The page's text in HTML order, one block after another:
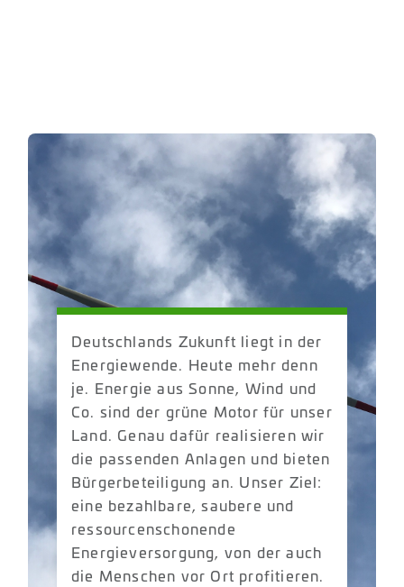
Deutschlands Zukunft liegt in der
Energiewende. Heute mehr denn
je. Energie aus Sonne, Wind und
Co. sind der grüne Motor für unser
Land. Genau dafür realisieren wir
die passenden Anlagen und bieten
Bürgerbeteiligung an. Unser Ziel:
eine bezahlbare, saubere und
ressourcenschonende
Energieversorgung, von der auch
die Menschen vor Ort profitieren.